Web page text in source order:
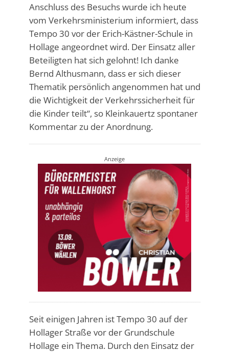
Anschluss des Besuchs wurde ich heute
vom Verkehrsministerium informiert, dass
Tempo 30 vor der Erich-Kästner-Schule in
Hollage angeordnet wird. Der Einsatz aller
Beteiligten hat sich gelohnt! Ich danke
Bernd Althusmann, dass er sich dieser
Thematik persönlich angenommen hat und
die Wichtigkeit der Verkehrssicherheit für
die Kinder teilt“, so Kleinkauertz spontaner
Kommentar zu der Anordnung.
Anzeige
Seit einigen Jahren ist Tempo 30 auf der
Hollager Straße vor der Grundschule
Hollage ein Thema. Durch den Einsatz der